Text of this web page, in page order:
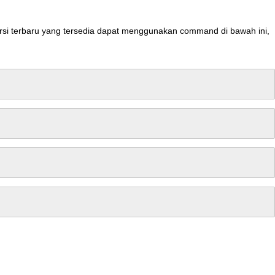
terbaru yang tersedia dapat menggunakan command di bawah ini